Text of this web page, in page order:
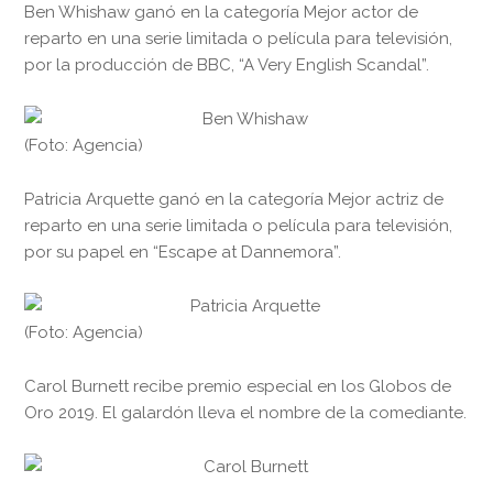
Ben Whishaw ganó en la categoría Mejor actor de
reparto en una serie limitada o película para televisión,
por la producción de BBC, “A Very English Scandal”.
(Foto: Agencia)
Patricia Arquette ganó en la categoría Mejor actriz de
reparto en una serie limitada o película para televisión,
por su papel en “Escape at Dannemora”.
(Foto: Agencia)
Carol Burnett recibe premio especial en los Globos de
Oro 2019. El galardón lleva el nombre de la comediante.